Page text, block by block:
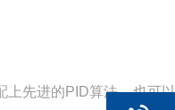
先进的PID算法，也可